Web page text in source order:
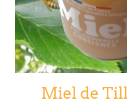
Miel de